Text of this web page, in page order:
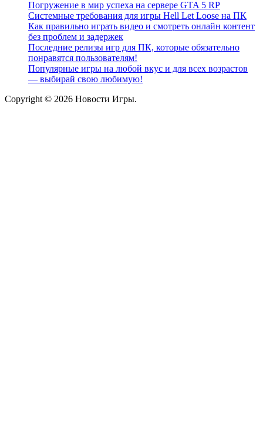
Погружение в мир успеха на сервере GTA 5 RP
Системные требования для игры Hell Let Loose на ПК
Как правильно играть видео и смотреть онлайн контент
без проблем и задержек
Последние релизы игр для ПК, которые обязательно
понравятся пользователям!
Популярные игры на любой вкус и для всех возрастов
— выбирай свою любимую!
Copyright © 2026 Новости Игры.